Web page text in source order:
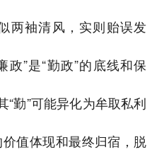
两袖清风，实则贻误发
政”是“勤政”的底线和保
勤”可能异化为牟取私利
价值体现和最终归宿，脱